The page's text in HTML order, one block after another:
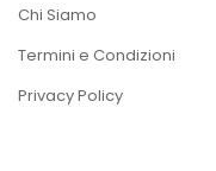
Chi Siamo
Termini e Condizioni
Privacy Policy